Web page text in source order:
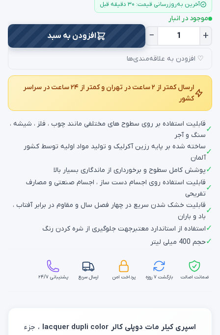
آخرین به‌روزرسانی قیمت: ۳۰ دقیقه قبل
موجود در انبار
− + افزودن به سبد
♡ افزودن به علاقه‌مندی‌ها
ارسال کمتر از ۲ ساعت در تهران و کمتر از ۲۴ ساعت در سراسر
کشور
✓
قابلیت استفاده بر روی سطوح های مختلفی مانند چوب ، فلز ، شیشه ،
سنگ و آجر
✓
ساخته شده بر پایه رزین آکرلیک و تولید مواد اولیه توسط کشور
آلمان
✓پوشش کامل سطوح و برخورداری از ماندگاری بسیار بالا
✓
قابلیت استفاده روی اجسام دست ساز ، اجسام صنعتی و مصارف
تفریحی
✓
قابلیت خشک شدن سریع در چهار فصل سال و مقاوم در برابر آفتاب ،
باد و باران
✓استفاده از استاندارد معتبرجهت جلوگیری از شره کردن رنگ
✓حجم 400 میلی لیتر
ضمانت اصالت بازگشت ۷ روزه پرداخت امن ارسال سریع پشتیبانی ۲۴/۷
اسپری کیلر مات دوپلی کالر lacquer dupli color
، جزء